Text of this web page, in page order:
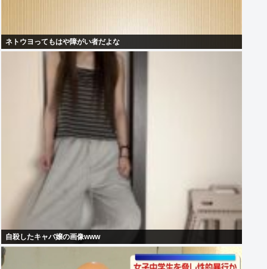
ネトウヨってもはや障がい者だよな
自殺したキャバ嬢の画像www